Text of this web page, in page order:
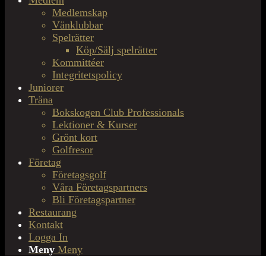
Medlemskap
Vänklubbar
Spelrätter
Köp/Sälj spelrätter
Kommittéer
Integritetspolicy
Juniorer
Träna
Bokskogen Club Professionals
Lektioner & Kurser
Grönt kort
Golfresor
Företag
Företagsgolf
Våra Företagspartners
Bli Företagspartner
Restaurang
Kontakt
Logga In
Meny Meny